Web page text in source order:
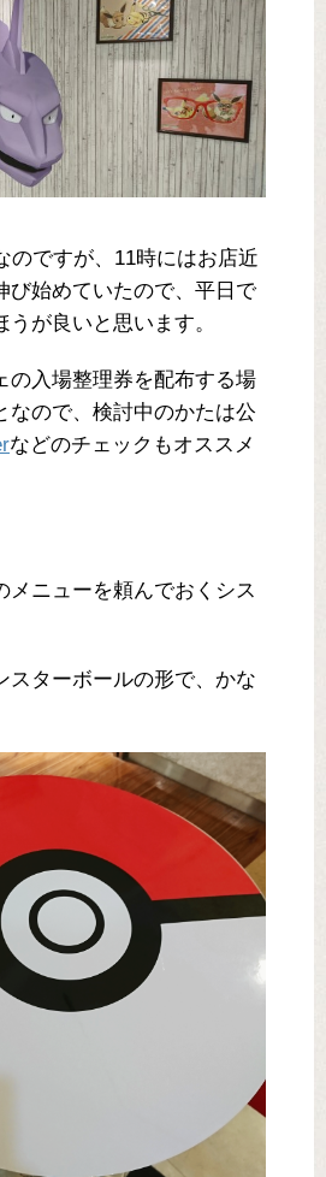
のですが、11時にはお店近
び始めていたので、平日で
うが良いと思います。
の入場整理券を配布する場
なので、検討中のかたは公
などのチェックもオススメ
メニューを頼んでおくシス
スターボールの形で、かな